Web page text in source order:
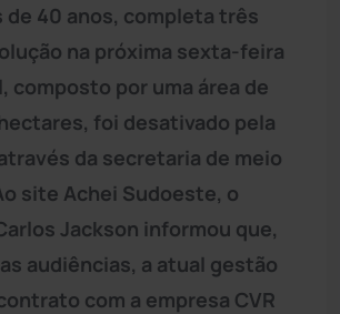
de 40 anos, completa três
na próxima sexta-feira
composto por uma área de
foi desativado pela
da secretaria de meio
site Achei Sudoeste, o
Jackson informou que,
audiências, a atual gestão
com a empresa CVR